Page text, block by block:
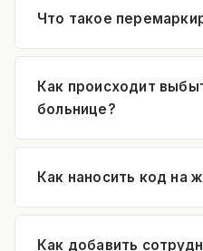
Что такое
Как происходит
больнице?
Как наносить код на
Как добавить